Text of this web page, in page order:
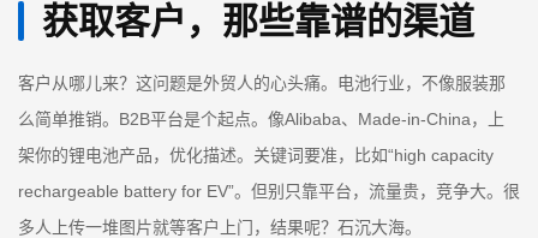
获取客户，那些靠谱的渠道
客户从哪儿来？这问题是外贸人的心头痛。电池行业，不像服装那
么简单推销。B2B平台是个起点。像Alibaba、Made-in-China，上
架你的锂电池产品，优化描述。关键词要准，比如“high capacity
rechargeable battery for EV”。但别只靠平台，流量贵，竞争大。很
多人上传一堆图片就等客户上门，结果呢？石沉大海。